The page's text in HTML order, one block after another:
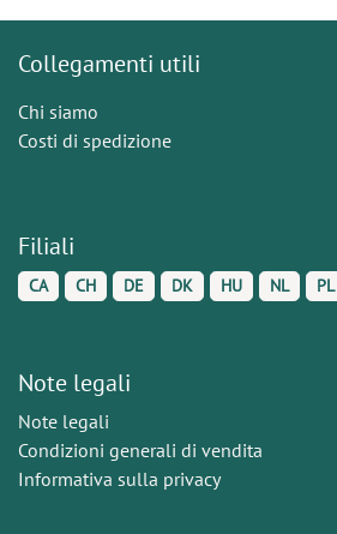
Collegamenti utili
Chi siamo
Costi di spedizione
Filiali
CA CH DE DK HU NL PL
Note legali
Note legali
Condizioni generali di vendita
Informativa sulla privacy